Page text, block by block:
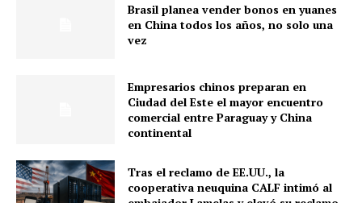
Brasil planea vender bonos en yuanes
en China todos los años, no solo una
vez
Empresarios chinos preparan en
Ciudad del Este el mayor encuentro
comercial entre Paraguay y China
continental
Tras el reclamo de EE.UU., la
cooperativa neuquina CALF intimó al